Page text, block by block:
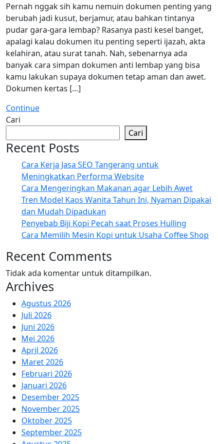
Pernah nggak sih kamu nemuin dokumen penting yang
berubah jadi kusut, berjamur, atau bahkan tintanya
pudar gara-gara lembap? Rasanya pasti kesel banget,
apalagi kalau dokumen itu penting seperti ijazah, akta
kelahiran, atau surat tanah. Nah, sebenarnya ada
banyak cara simpan dokumen anti lembap yang bisa
kamu lakukan supaya dokumen tetap aman dan awet.
Dokumen kertas […]
Continue
Cari
Cari
Recent Posts
Cara Kerja Jasa SEO Tangerang untuk
Meningkatkan Performa Website
Cara Mengeringkan Makanan agar Lebih Awet
Tren Model Kaos Wanita Tahun Ini, Nyaman Dipakai
dan Mudah Dipadukan
Penyebab Biji Kopi Pecah saat Proses Hulling
Cara Memilih Mesin Kopi untuk Usaha Coffee Shop
Recent Comments
Tidak ada komentar untuk ditampilkan.
Archives
Agustus 2026
Juli 2026
Juni 2026
Mei 2026
April 2026
Maret 2026
Februari 2026
Januari 2026
Desember 2025
November 2025
Oktober 2025
September 2025